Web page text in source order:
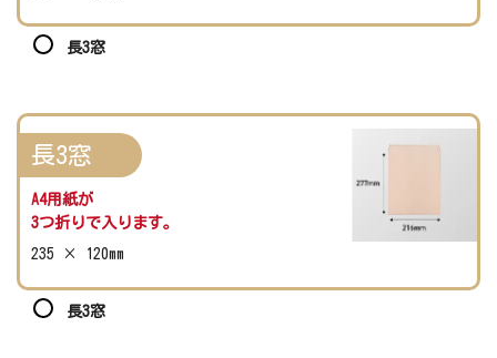
長3窓
長3窓
A4用紙が
3つ折りで入ります。
235 × 120mm
長3窓